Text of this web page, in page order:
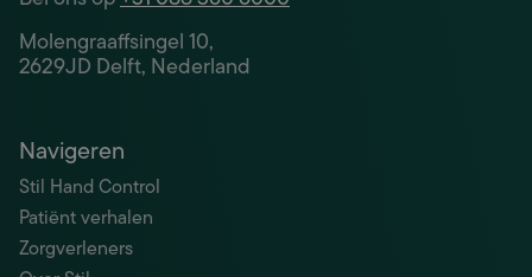
Molengraaffsingel 10,
2629JD Delft, Nederland
Navigeren
Stil Hand Control
Patiënt verhalen
Zorgverleners